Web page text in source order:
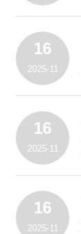
16
2025-11
16
2025-11
16
2025-11